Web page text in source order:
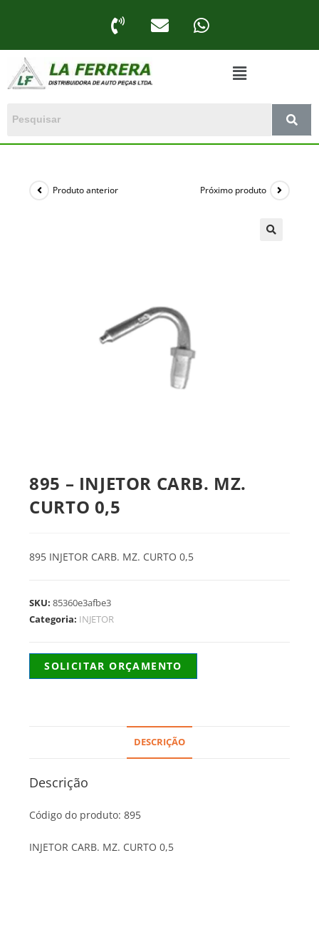
Produto anterior Próximo produto
895 – INJETOR CARB. MZ.
CURTO 0,5
895 INJETOR CARB. MZ. CURTO 0,5
SKU:85360e3afbe3
Categoria: INJETOR
SOLICITAR ORÇAMENTO
DESCRIÇÃO
Descrição
Código do produto: 895
INJETOR CARB. MZ. CURTO 0,5